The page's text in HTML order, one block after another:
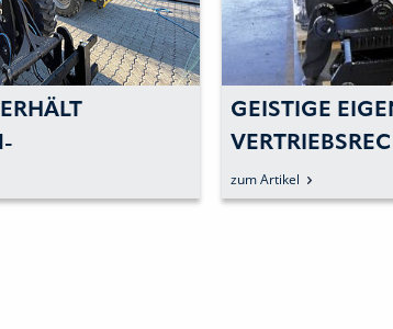
DER
GEISTIGE
WEDGELOCK
zum Artikel